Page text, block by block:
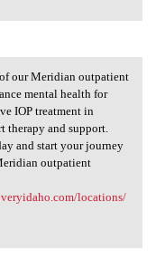
of
our Meridian outpatient
mental health for
IOP treatment in
therapy and support.
and start your journey
outpatient
locations/